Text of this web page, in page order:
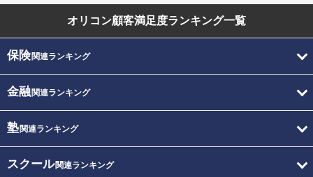
オリコン顧客満足度ランキング一覧
保険関連ランキング
金融関連ランキング
塾関連ランキング
スクール関連ランキング